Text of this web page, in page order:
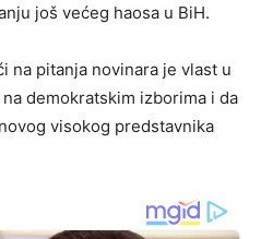
još većeg haosa u BiH.
na pitanja novinara je vlast u
demokratskim izborima i da
visokog predstavnika